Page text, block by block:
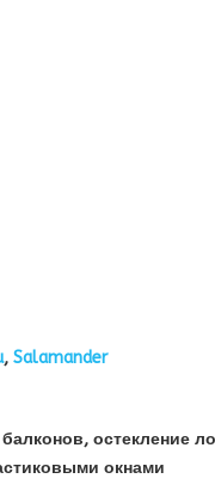
, Salamander
остекление
окнами